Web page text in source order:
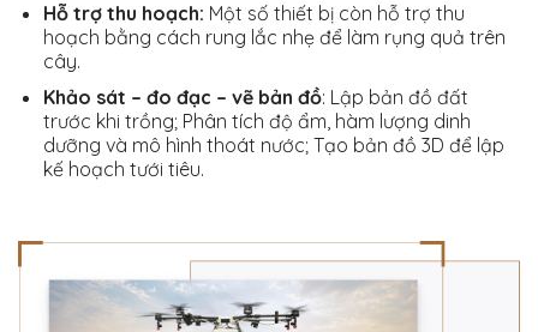
Hỗ trợ thu hoạch: Một số thiết bị còn hỗ trợ thu
hoạch bằng cách rung lắc nhẹ để làm rụng quả trên
cây.
Khảo sát – đo đạc – vẽ bản đồ: Lập bản đồ đất
trước khi trồng; Phân tích độ ẩm, hàm lượng dinh
dưỡng và mô hình thoát nước; Tạo bản đồ 3D để lập
kế hoạch tưới tiêu.